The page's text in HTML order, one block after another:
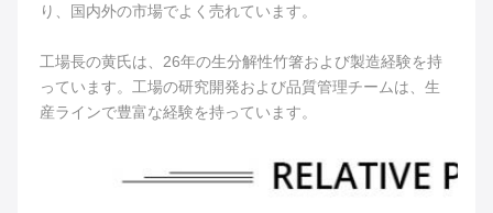
り、国内外の市場でよく売れています。
工場長の黄氏は、26年の生分解性竹箸および製造経験を持
っています。工場の研究開発および品質管理チームは、生
産ラインで豊富な経験を持っています。